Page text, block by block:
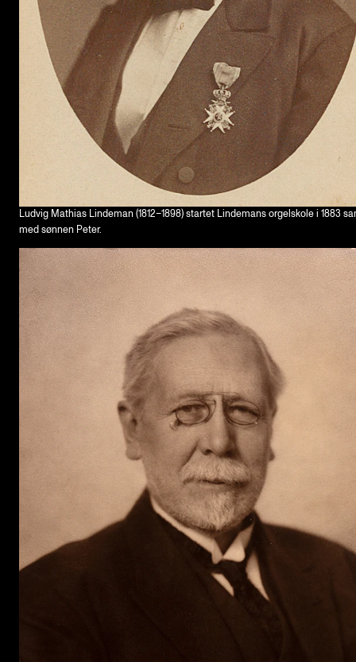
Ludvig Mathias Lindeman (1812–1898) startet Lindemans orgelskole i 1883
med sønnen Peter.